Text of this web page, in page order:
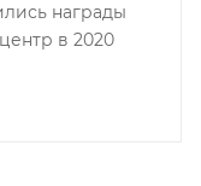
награды
в 2020